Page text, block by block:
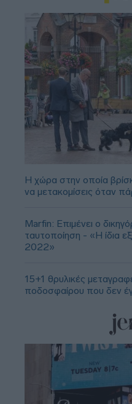
Η χώρα στην οποία
να μετακομίσεις όταν
Marfin: Επιμένει ο
ταυτοποίηση - «Η ίδια
2022»
15+1 θρυλικές
ποδοσφαίρου που δεν